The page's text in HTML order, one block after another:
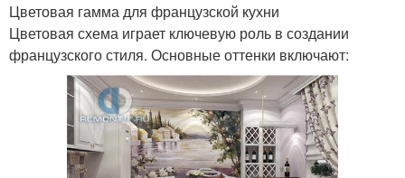
Цветовая гамма для французской кухни
Цветовая схема играет ключевую роль в создании
французского стиля. Основные оттенки включают: